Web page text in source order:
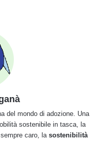
del mondo di adozione. Una
sostenibile in tasca, la
caro, la sostenibilità